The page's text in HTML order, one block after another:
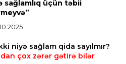
sağlamlıq üçün təbii
niyə sağlam qida sayılmır?
çox zərər gətirə bilər